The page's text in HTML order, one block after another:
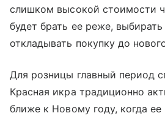
слишком высокой стоимости
будет брать ее реже,
откладывать покупку до
Для розницы главный период
Красная икра традиционно
ближе к Новому году, когда ее